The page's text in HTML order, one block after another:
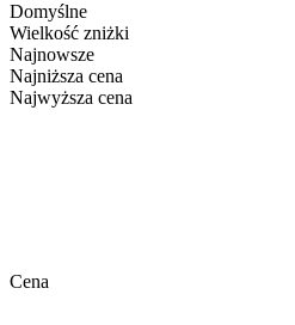
Domyślne
Wielkość zniżki
Najnowsze
Najniższa cena
Najwyższa cena
Cena